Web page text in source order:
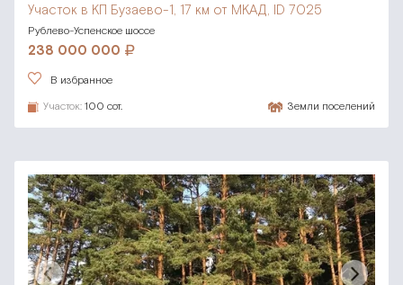
Участок в КП Бузаево-1, 17 км от МКАД, ID 7025
Рублево-Успенское шоссе
238 000 000
В избранное
Участок: 100 сот. Земли поселений